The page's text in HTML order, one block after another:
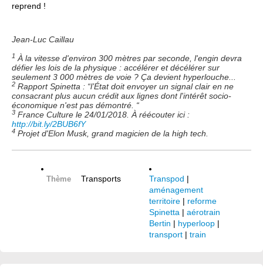
reprend !
Jean-Luc Caillau
1 À la vitesse d'environ 300 mètres par seconde, l'engin devra
défier les lois de la physique : accélérer et décélérer sur
seulement 3 000 mètres de voie ? Ça devient hyperlouche...
2 Rapport Spinetta : “l’État doit envoyer un signal clair en ne
consacrant plus aucun crédit aux lignes dont l'intérêt socio-
économique n'est pas démontré. “
3 France Culture le 24/01/2018. À réécouter ici :
http://bit.ly/2BUB6fY
4 Projet d'Elon Musk, grand magicien de la high tech.
Thème Transports Transpod |
aménagement
territoire | reforme
Spinetta | aérotrain
Bertin | hyperloop |
transport | train